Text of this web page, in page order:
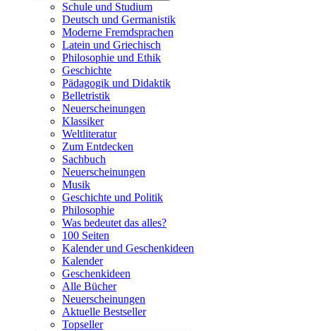
Schule und Studium
Deutsch und Germanistik
Moderne Fremdsprachen
Latein und Griechisch
Philosophie und Ethik
Geschichte
Pädagogik und Didaktik
Belletristik
Neuerscheinungen
Klassiker
Weltliteratur
Zum Entdecken
Sachbuch
Neuerscheinungen
Musik
Geschichte und Politik
Philosophie
Was bedeutet das alles?
100 Seiten
Kalender und Geschenkideen
Kalender
Geschenkideen
Alle Bücher
Neuerscheinungen
Aktuelle Bestseller
Topseller